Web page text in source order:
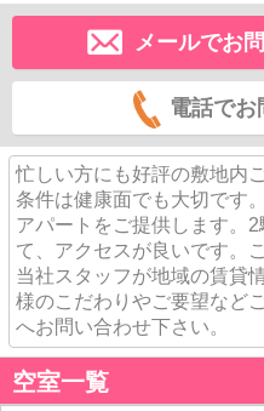
メールでお
電話でお
忙しい方にも好評の敷地内
条件は健康面でも大切です
アパートをご提供します。
て、アクセスが良いです。
当社スタッフが地域の賃貸
様のこだわりやご要望など
へお問い合わせ下さい。
空室一覧